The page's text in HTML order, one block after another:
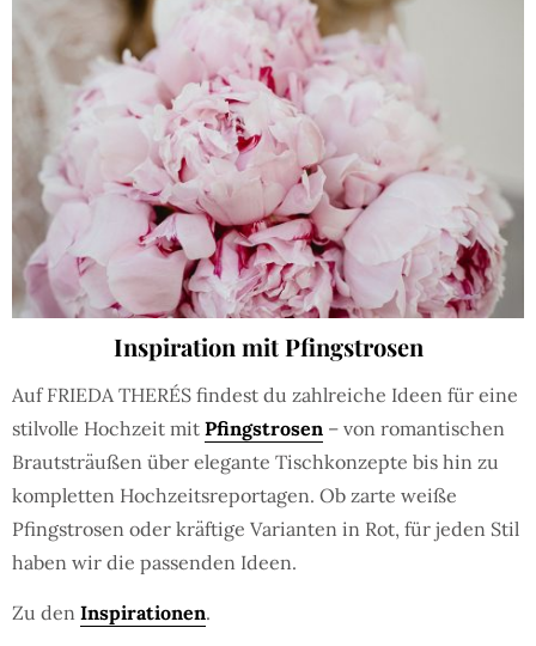
Inspiration mit Pfingstrosen
Auf FRIEDA THERÉS findest du zahlreiche Ideen für eine
stilvolle Hochzeit mit Pfingstrosen – von romantischen
Brautsträußen über elegante Tischkonzepte bis hin zu
kompletten Hochzeitsreportagen. Ob zarte weiße
Pfingstrosen oder kräftige Varianten in Rot, für jeden Stil
haben wir die passenden Ideen.
Zu den Inspirationen.